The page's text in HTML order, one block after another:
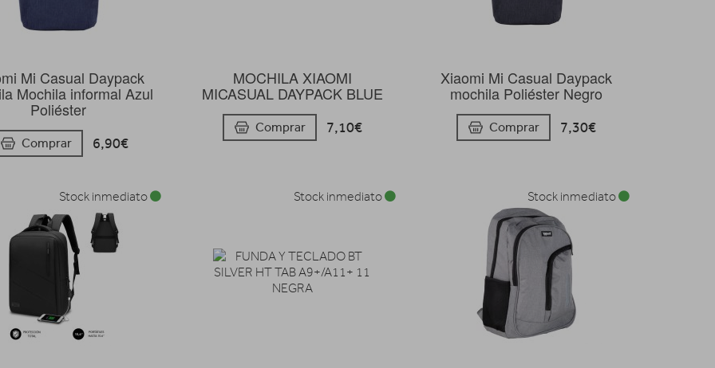
Mi Casual Daypack
Mochila informal Azul
Poliéster
Comprar 6,90€
MOCHILA XIAOMI
MICASUAL DAYPACK BLUE
Comprar 7,10€
Xiaomi Mi Casual Daypack
mochila Poliéster Negro
Comprar 7,30€
Stock inmediato Stock inmediato Stock inmediato